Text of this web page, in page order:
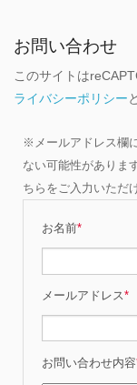
お問い合わせ
このサイトは
ライバシーポリシーと
※メールアドレス欄
ない可能性がありま
ちらをご入力いただ
お名前*
メールアドレス*
お問い合わせ内容